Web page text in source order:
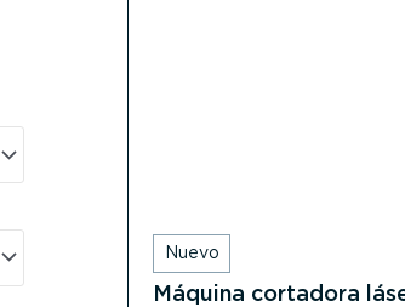
Nuevo
Máquina cortadora